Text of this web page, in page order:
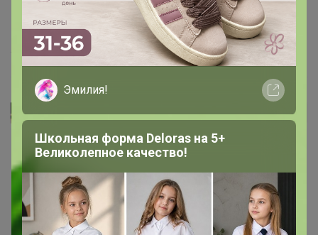
, ого! Когда вы успели собрать? Забрали
же недавно ))) Спасибо за отзыв!
4 апреля, 2022 16:28
Шень+Жень Автор уже получил заказ!
Корабль красивый! Собирается легко, некоторые
мелкие детали лучше фиксировать клеем.
‌Ребёнку очень понравилось! Закажем что-то ещё,
спасибо, Лена!
Эмилия!
Школьная форма Deloras на 5+
Великолепное качество!